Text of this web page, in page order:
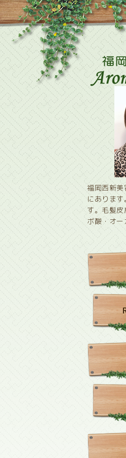
福岡西新
にありま
す。毛髪
ボ酸・オー